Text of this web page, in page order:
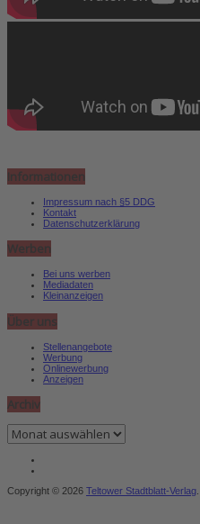
Informationen
Impressum nach §5 DDG
Kontakt
Datenschutzerklärung
Werben
Bei uns werben
Mediadaten
Kleinanzeigen
Über uns
Stellenangebote
Werbung
Onlinewerbung
Anzeigen
Archiv
Archiv
Copyright © 2026 Teltower Stadtblatt-Verlag